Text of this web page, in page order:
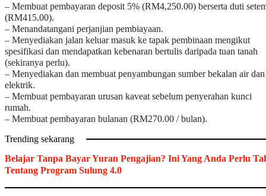
– Membuat pembayaran deposit 5% (RM4,250.00) berserta duti
(RM415.00).
– Menandatangani perjanjian pembiayaan.
– Menyediakan jalan keluar masuk ke tapak pembinaan mengikut
spesifikasi dan mendapatkan kebenaran bertulis daripada tuan tanah
(sekiranya perlu).
– Menyediakan dan membuat penyambungan sumber bekalan air dan
elektrik.
– Membuat pembayaran urusan kaveat sebelum penyerahan kunci
rumah.
– Membuat pembayaran bulanan (RM270.00 / bulan).
Trending sekarang
Belajar Tanpa Bayar Yuran Pengajian? Ini Yang Anda Perlu
Tentang Program Sulung 4.0